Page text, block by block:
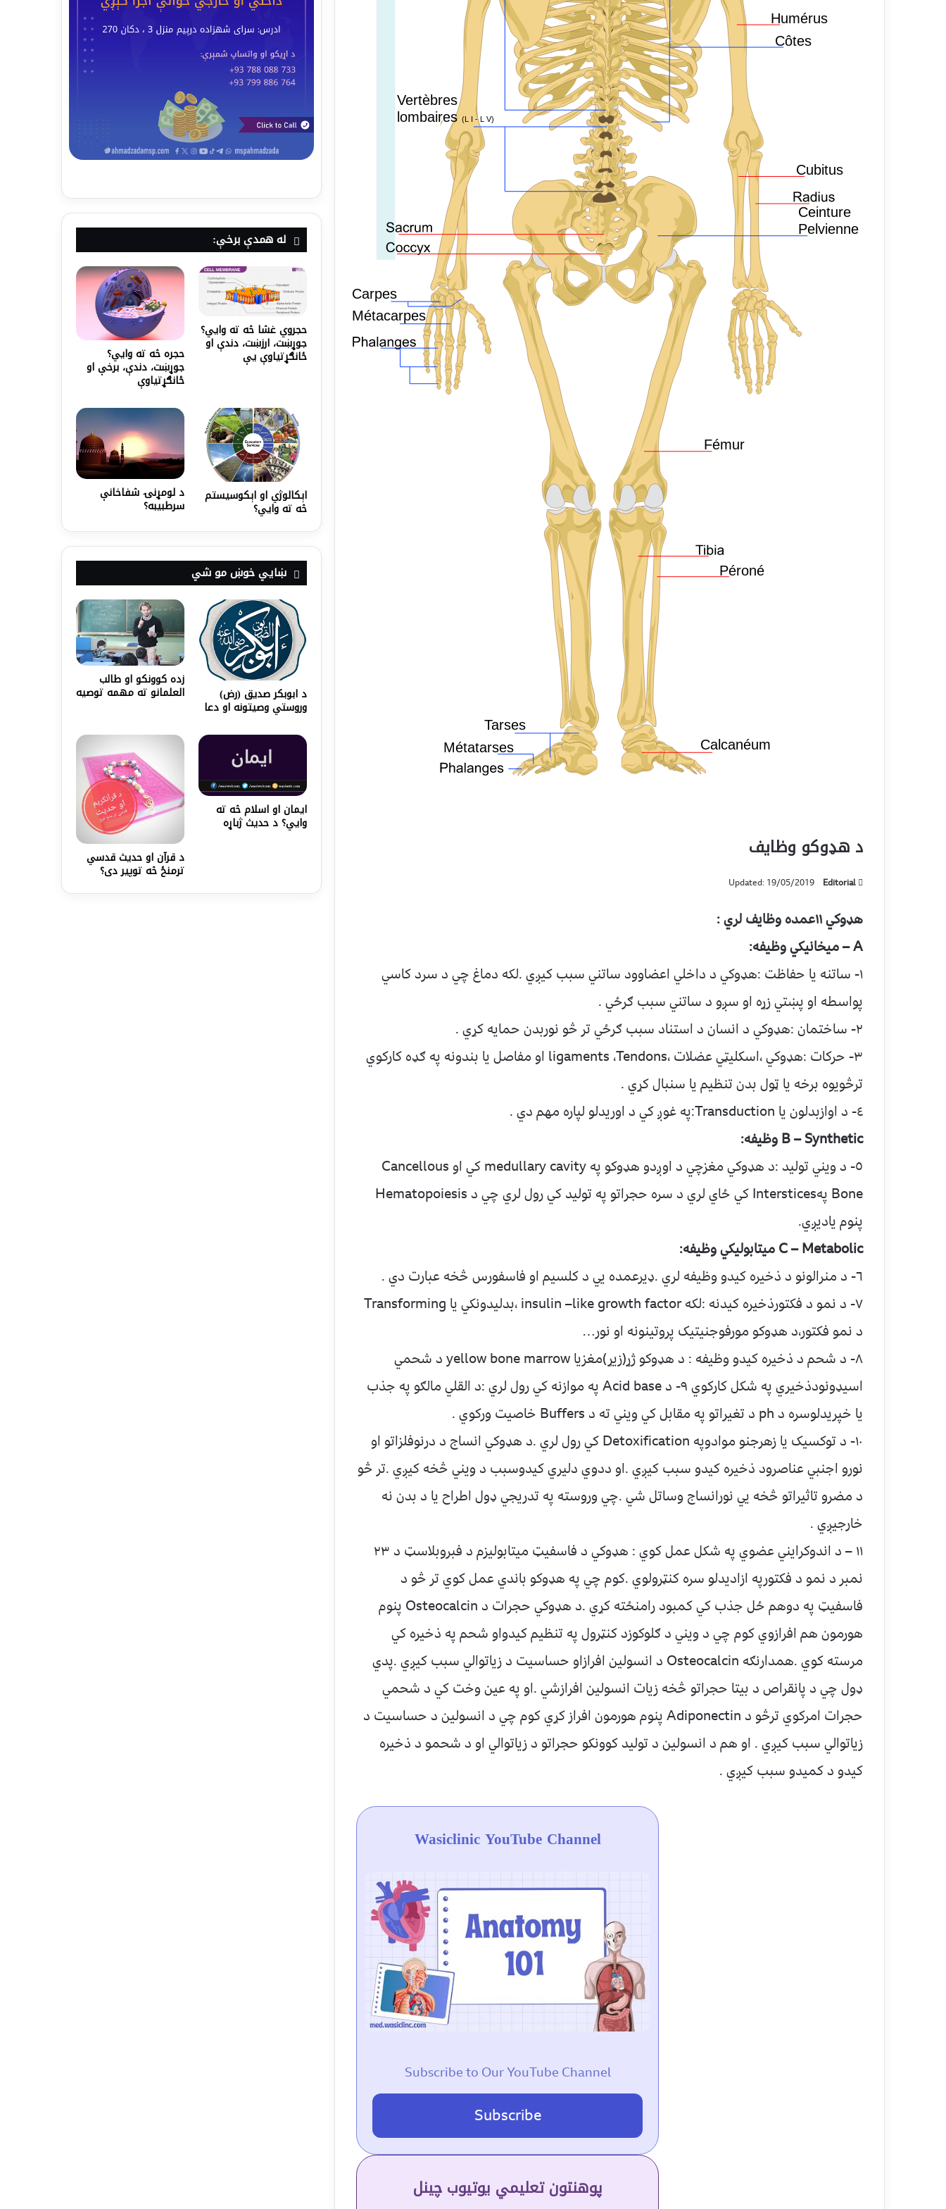
د هډوکو وظايف
Editorial
Updated: 19/05/2019
هډوکي ١١عمده وظايف لري :
A – ميخانيکي وظيفه:
١- ساتنه يا حفاظت :هډوکي د داخلي اعضاوود ساتني سبب کيږي .لکه دماغ چي د سرد کاسي
پواسطه او پښتي زړه او سږو د ساتني سبب ګرځي .
٢- ساختمان :هډوکي د انسان د استناد سبب ګرځي تر څو نوربدن حمايه کړي .
٣- حرکات :هډوکي ،اسکليټي عضلات ،ligaments ،Tendons او مفاصل يا بندونه په ګډه کارکوي
ترڅويوه برخه يا ټول بدن تنظيم يا سنبال کړي .
٤- د اوازبدلون يا Transduction:په غوږ کي د اوريدلو لپاره مهم دي .
B – Synthetic وظيفه:
٥- د ويني توليد :د هډوکي مغزچي د اوږدو هډوکو په medullary cavity کي او Cancellous
Bone پهInterstices کي ځاي لري د سره حجراتو په توليد کي رول لري چي د Hematopoiesis
پنوم ياديږي.
C – Metabolic ميتابوليکي وظيفه:
٦- د منرالونو د ذخيره کيدو وظيفه لري .ډيرعمده يي د کلسيم او فاسفورس څخه عبارت دي .
٧- د نمو د فکتورذخيره کيدنه :لکه insulin –like growth factor ،بدليدونکي يا Transforming
د نمو فکتور،د هډوکو مورفوجنيتيک پروتينونه او نور…
٨- د شحم د ذخيره کيدو وظيفه : د هډوکو ژړ(زيړ)مغزيا yellow bone marrow د شحمي
اسيډونودذخيري په شکل کارکوي ٩- د Acid base په موازنه کي رول لري :د القلي مالګو په جذب
يا خپريدلوسره د ph د تغيراتو په مقابل کي ويني ته د Buffers خاصيت ورکوي .
١٠- د توکسيک يا زهرجنو موادوپه Detoxification کي رول لري .د هډوکي انساج د درنوفلزاتو او
نورو اجنبي عناصرود ذخيره کيدو سبب کيږي .او ددوي دليري کيدوسبب د ويني څخه کيږي .تر څو
د مضرو تاثيراتو څخه يي نورانساج وساتل شي .چي وروسته په تدريجي ډول اطراح يا د بدن نه
خارجيږي .
١١ – د اندوکرايني عضوي په شکل عمل کوي : هډوکي د فاسفيټ ميتابوليزم د فبروبلاسټ د ٢٣
نمبر د نمو د فکتورپه ازاديدلو سره کنټرولوي .کوم چي په هډوکو باندي عمل کوي تر څو د
فاسفيټ په دوهم ځل جذب کي کمبود رامنځته کړي .د هډوکي حجرات د Osteocalcin پنوم
هورمون هم افرازوي کوم چي د ويني د ګلوکوزد کنټرول په تنظيم کيدواو شحم په ذخيره کي
مرسته کوي .همدارنګه Osteocalcin د انسولين افرازاو حساسيت د زياتوالي سبب کيږي .پدي
ډول چي د پانقراص د بيتا حجراتو څخه زيات انسولين افرازشي .او په عين وخت کي د شحمي
حجرات امرکوي ترڅو د Adiponectin پنوم هورمون افراز کړي کوم چي د انسولين د حساسيت د
زياتوالي سبب کيږي . او هم د انسولين د توليد کوونکو حجراتو د زياتوالي او د شحمو د ذخيره
کيدو د کميدو سبب کيږي .
Wasiclinic YouTube Channel
Subscribe to Our YouTube Channel
Subscribe
پوهنتون تعلیمي یوتیوب چینل
له همدې برخې:
حجروي غشا څه ته وايي؟
جوړښت، ارزښت، دندې او
ځانګړتیاوې یې حجره څه ته وايي؟
جوړښت، دندې، برخې او
ځانګړتیاوې
اېکالوژي او اېکوسیستم
څه ته وايي؟
د لومړنۍ شفاخانې
سرطبيبه؟
ښايي خوښ مو شي
د ابوبکر صدیق (رض)
وروستي وصيتونه او دعا
زده کوونکو او طالب
العلمانو ته مهمه توصيه
ایمان او اسلام څه ته
وايي؟ د حدیث ژباړه
د قرآن او حدیث قدسي
ترمنځ څه توپير دی؟